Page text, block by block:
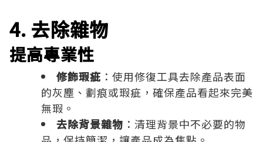
4. 去除雜物
提高專業性
修飾瑕疵 ：使用修復工具去除產品表面
的灰塵、劃痕或瑕疵，確保產品看起來完美
無瑕。
去除背景雜物 ：清理背景中不必要的物